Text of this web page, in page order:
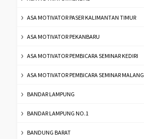
ASA MOTIVATOR PASER KALIMANTAN TIMUR
ASA MOTIVATOR PEKANBARU
ASA MOTIVATOR PEMBICARA SEMINAR KEDIRI
ASA MOTIVATOR PEMBICARA SEMINAR MALANG
BANDAR LAMPUNG
BANDAR LAMPUNG NO.1
BANDUNG BARAT